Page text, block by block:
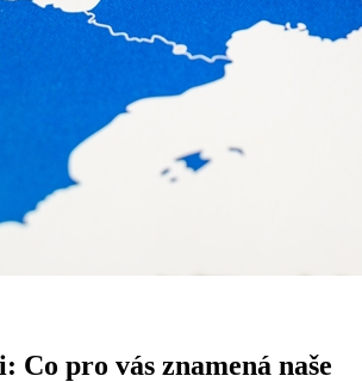
Co pro vás znamená naše